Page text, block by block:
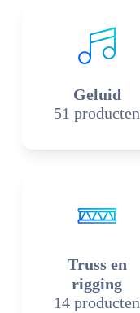
Geluid
51 producten
Truss en
rigging
14 producten